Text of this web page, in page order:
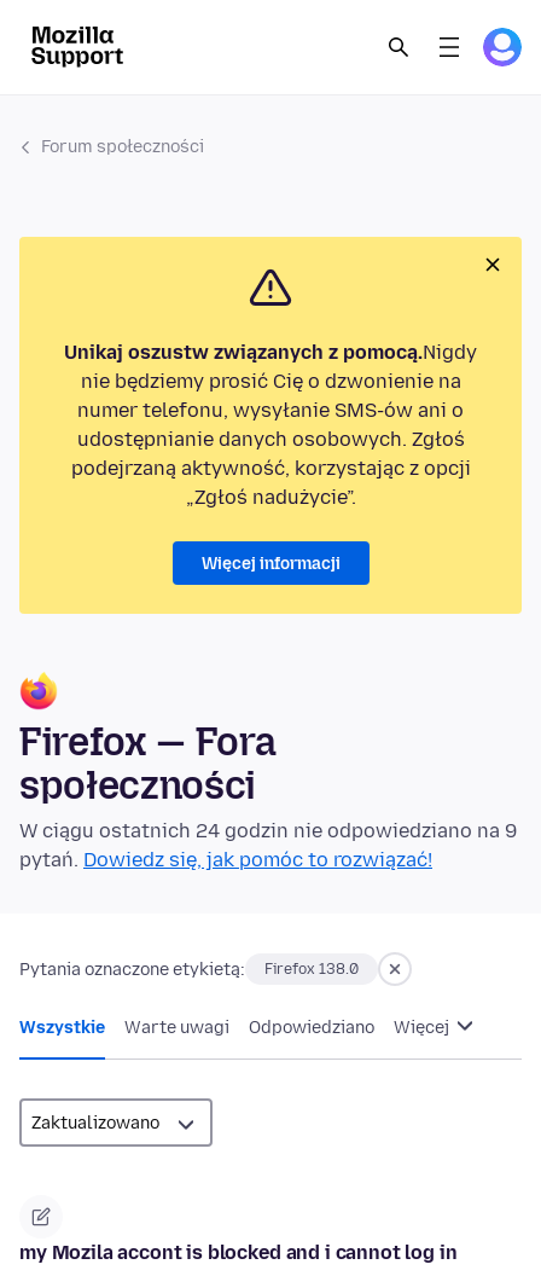
Forum społeczności
Unikaj oszustw związanych z pomocą.Nigdy
nie będziemy prosić Cię o dzwonienie na
numer telefonu, wysyłanie SMS-ów ani o
udostępnianie danych osobowych. Zgłoś
podejrzaną aktywność, korzystając z opcji
„Zgłoś nadużycie”.
Więcej informacji
Firefox — Fora
społeczności
W ciągu ostatnich 24 godzin nie odpowiedziano na 9
pytań. Dowiedz się, jak pomóc to rozwiązać!
Pytania oznaczone etykietą: Firefox 138.0
Wszystkie Warte uwagi Odpowiedziano Więcej
my Mozila accont is blocked and i cannot log in